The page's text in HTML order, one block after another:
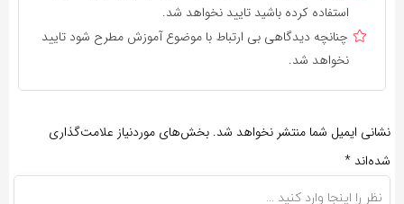
استفاده کرده باشید تایید نخواهد شد.
چنانچه دیدگاهی بی ارتباط با موضوع آموزش مطرح شود تایید
نخواهد شد.
نشانی ایمیل شما منتشر نخواهد شد. بخش‌های موردنیاز علامت‌گذاری
شده‌اند *